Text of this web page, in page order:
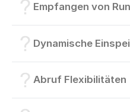
Empfangen von
Dynamische
Abruf Flexibilitäten